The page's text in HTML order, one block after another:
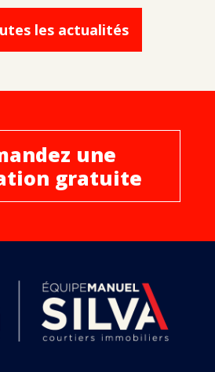
les actualités
une
gratuite